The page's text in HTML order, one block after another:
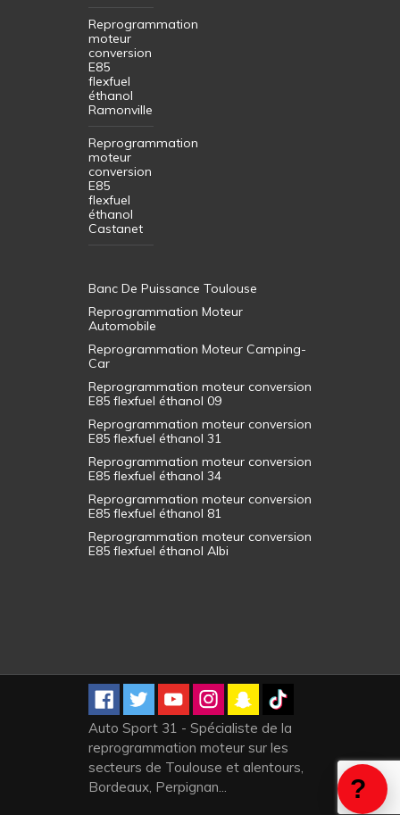
Reprogrammation
moteur
conversion
E85
flexfuel
éthanol
Ramonville
Reprogrammation
moteur
conversion
E85
flexfuel
éthanol
Castanet
Banc De Puissance Toulouse
Reprogrammation Moteur
Automobile
Reprogrammation Moteur Camping-
Car
Reprogrammation moteur conversion
E85 flexfuel éthanol 09
Reprogrammation moteur conversion
E85 flexfuel éthanol 31
Reprogrammation moteur conversion
E85 flexfuel éthanol 34
Reprogrammation moteur conversion
E85 flexfuel éthanol 81
Reprogrammation moteur conversion
E85 flexfuel éthanol Albi
Auto Sport 31 - Spécialiste de la
reprogrammation moteur sur les
secteurs de Toulouse et alentours,
Bordeaux, Perpignan...